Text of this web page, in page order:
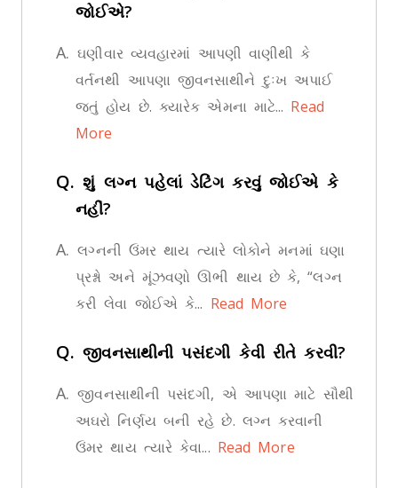
જોઈએ?
A.ઘણીવાર વ્યવહારમાં આપણી વાણીથી કે
વર્તનથી આપણા જીવનસાથીને દુઃખ અપાઈ
જતું હોય છે. ક્યારેક એમના માટે... Read
More
Q.શું લગ્ન પહેલાં ડેટિંગ કરવું જોઈએ કે
નહીં?
A.લગ્નની ઉંમર થાય ત્યારે લોકોને મનમાં ઘણા
પ્રશ્નો અને મૂંઝવણો ઊભી થાય છે કે, “લગ્ન
કરી લેવા જોઈએ કે... Read More
Q.જીવનસાથીની પસંદગી કેવી રીતે કરવી?
A.જીવનસાથીની પસંદગી, એ આપણા માટે સૌથી
અઘરો નિર્ણય બની રહે છે. લગ્ન કરવાની
ઉંમર થાય ત્યારે કેવા... Read More